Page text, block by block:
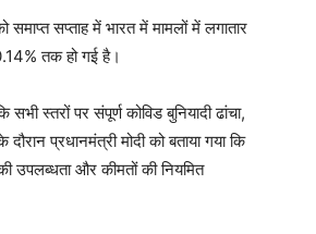
सप्ताह में भारत में मामलों में लगातार
तक हो गई है।
स्तरों पर संपूर्ण कोविड बुनियादी ढांचा,
प्रधानमंत्री मोदी को बताया गया कि
उपलब्धता और कीमतों की नियमित